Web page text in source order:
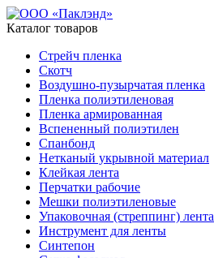
Каталог товаров
Стрейч пленка
Скотч
Воздушно-пузырчатая пленка
Пленка полиэтиленовая
Пленка армированная
Вспененный полиэтилен
Спанбонд
Нетканый укрывной материал
Клейкая лента
Перчатки рабочие
Мешки полиэтиленовые
Упаковочная (стреппинг) лента
Инструмент для ленты
Синтепон